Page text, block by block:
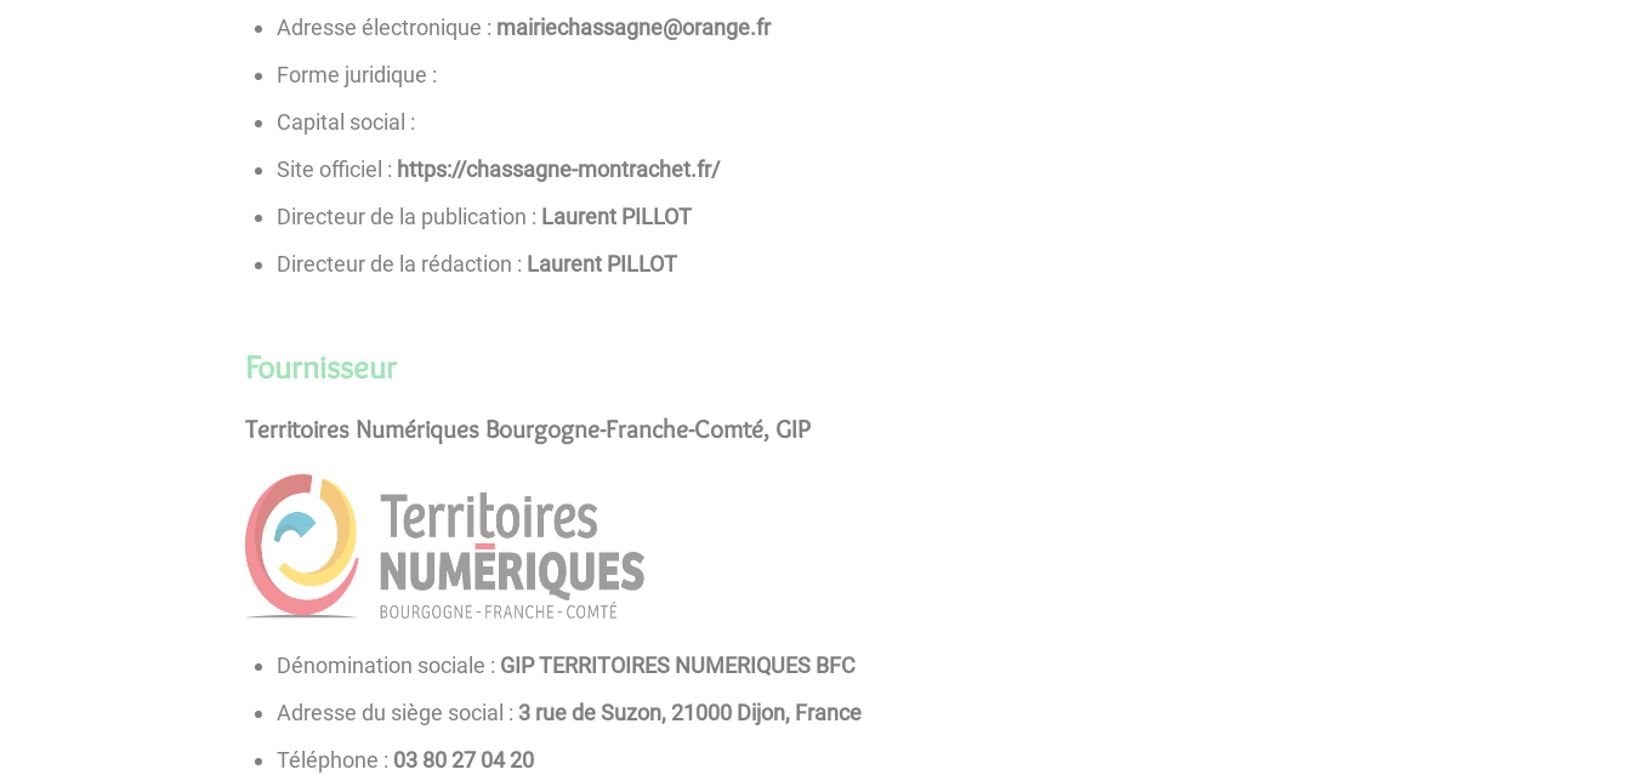
Adresse électronique : rf.egnaro@engassahceiriam
Forme juridique :
Capital social :
Site officiel : https://chassagne-montrachet.fr/
Directeur de la publication : Laurent PILLOT
Directeur de la rédaction : Laurent PILLOT
Fournisseur
Territoires Numériques Bourgogne-Franche-Comté, GIP
Dénomination sociale : GIP TERRITOIRES NUMERIQUES BFC
Adresse du siège social : 3 rue de Suzon, 21000 Dijon, France
Téléphone : 02 40 72 08 30